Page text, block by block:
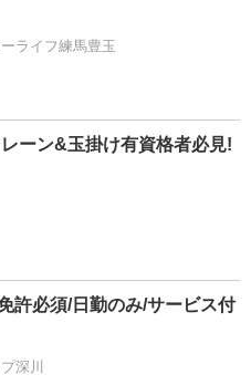
ライフ練馬豊玉
ーン&玉掛け有資格者必見!
許必須/日勤のみ/サービス付
深川